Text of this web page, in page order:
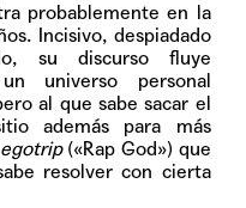
probablemente en la
Incisivo, despiadado
su discurso fluye
universo personal
al que sabe sacar el
además para más
egotrip («Rap God») que
resolver con cierta